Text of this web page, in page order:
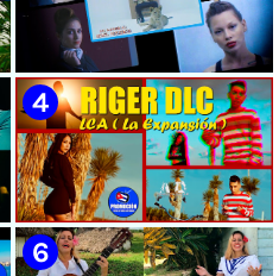
🟡 F-CUBA - ¨Solita¨ -
Videoclip - Director: Asiel
Babastro